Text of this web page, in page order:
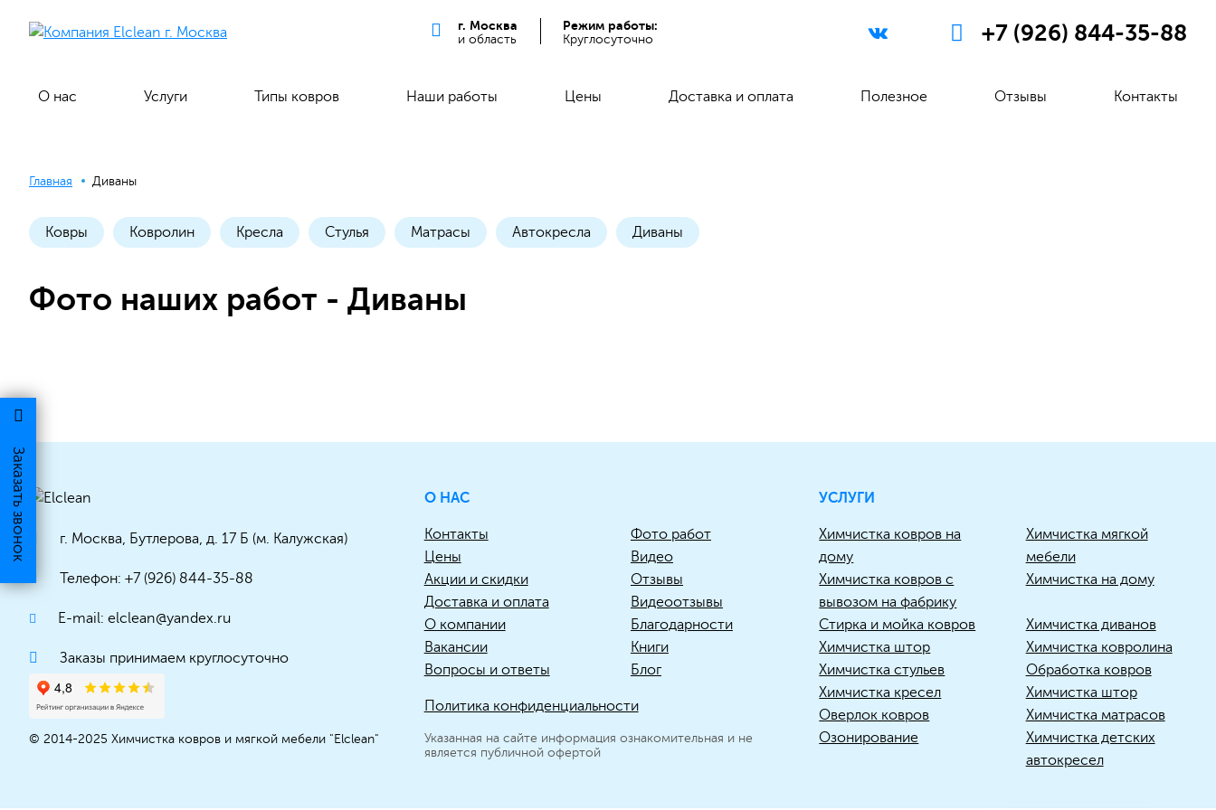
г. Москва
и область
Режим работы:
Круглосуточно +7 (926) 844-35-88
О нас Услуги Типы ковров Наши работы Цены Доставка и оплата Полезное Отзывы Контакты
Главная Диваны
Ковры Ковролин Кресла Стулья Матрасы Автокресла Диваны
Фото наших работ - Диваны
г. Москва, Бутлерова, д. 17 Б (м. Калужская)
Телефон: +7 (926) 844-35-88
E-mail: elclean@yandex.ru
Заказы принимаем круглосуточно
© 2014-2025 Химчистка ковров и мягкой мебели "Elclean"
О НАС
Контакты
Фото работ
Цены
Видео
Акции и скидки
Отзывы
Доставка и оплата
Видеоотзывы
О компании
Благодарности
Вакансии
Книги
Вопросы и ответы
Блог
Политика конфиденциальности
Указанная на сайте информация ознакомительная и не
является публичной офертой
УСЛУГИ
Химчистка ковров на
дому
Химчистка мягкой
мебели
Химчистка ковров с
вывозом на фабрику
Химчистка на дому
Стирка и мойка ковров
Химчистка диванов
Химчистка штор
Химчистка ковролина
Химчистка стульев
Обработка ковров
Химчистка кресел
Химчистка штор
Оверлок ковров
Химчистка матрасов
Озонирование
Химчистка детских
автокресел
Заказать звонок